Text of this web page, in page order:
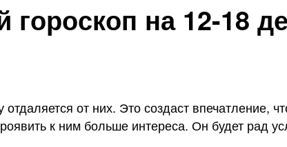
на 12-18
от них. Это создаст впечатление,
к ним больше интереса. Он будет рад